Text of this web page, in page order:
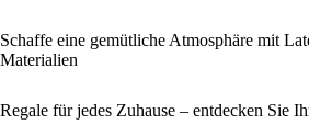
Schaffe eine gemütliche Atmosphäre mit
Materialien
Regale für jedes Zuhause – entdecken Sie